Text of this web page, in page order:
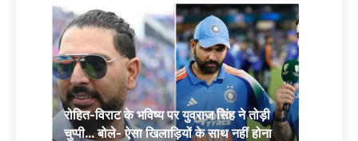
रोहित-विराट के भविष्य पर युवराज सिंह ने तोड़ी
चुप्पी… बोले- ऐसा खिलाड़ियों के साथ नहीं होना